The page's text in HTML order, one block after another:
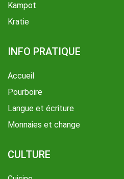
Kampot
Kratie
INFO PRATIQUE
Accueil
Pourboire
Langue et écriture
Monnaies et change
CULTURE